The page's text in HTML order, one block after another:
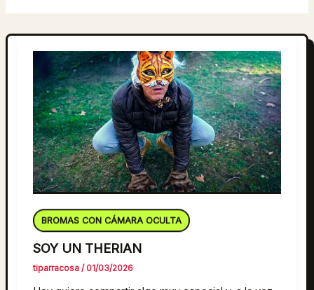
BROMAS CON CÁMARA OCULTA
SOY UN THERIAN
tiparracosa/ 01/03/2026